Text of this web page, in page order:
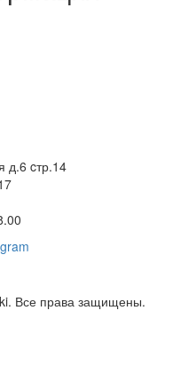
д.6 cтр.14
Все права защищены.